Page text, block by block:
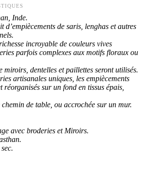
Inde.
d’empiècements de saris, lenghas et autres
incroyable de couleurs vives
parfois complexes aux motifs floraux ou
miroirs, dentelles et paillettes seront utilisés.
artisanales uniques, les empiècements
réorganisés sur un fond en tissus épais,
de table, ou accrochée sur un mur.
avec broderies et Miroirs.